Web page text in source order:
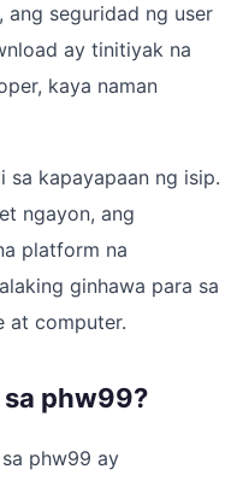
ang seguridad ng user
ay tinitiyak na
kaya naman
kapayapaan ng isip.
ngayon, ang
platform na
ginhawa para sa
at computer.
phw99?
phw99 ay